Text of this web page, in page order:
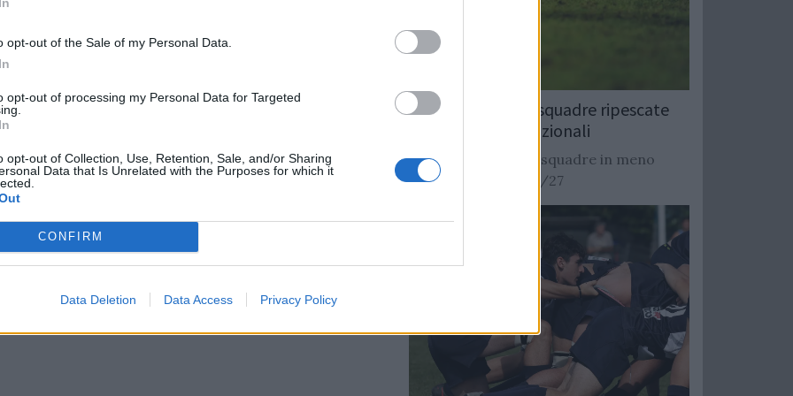
opt-out of the Sale of my Personal Data.
opt-out of processing my Personal Data for Targeted
opt-out of Collection, Use, Retention, Sale, and/or Sharing
Data that Is Unrelated with the Purposes for which it
CONFIRM
Data Deletion Data Access Privacy Policy
sempre il presidente del Petrarca al
complicata. Ci sono ragionamenti di
Sì, anche politici. Ci sono tante cose
Rugby: Record di squadre ripescate
nei campionati nazionali
Si stimano oltre 20 squadre in meno
dalla stagione 2026/27